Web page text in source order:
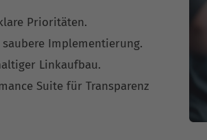
Prioritäten.
Implementierung.
Linkaufbau.
Suite für Transparenz